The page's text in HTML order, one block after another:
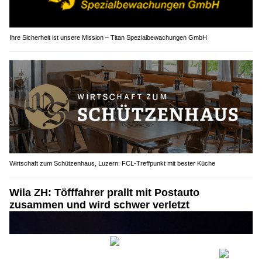
Ihre Sicherheit ist unsere Mission – Titan Spezialbewachungen GmbH
Wirtschaft zum Schützenhaus, Luzern: FCL-Treffpunkt mit bester Küche
Wila ZH: Töfffahrer prallt mit Postauto
zusammen und wird schwer verletzt